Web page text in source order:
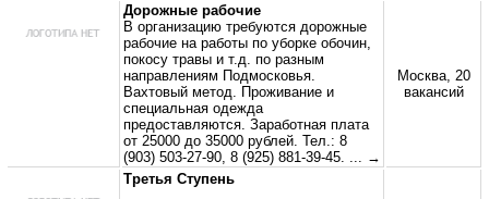
Дорожные рабочие
В организацию требуются дорожные
рабочие на работы по уборке обочин,
покосу травы и т.д. по разным
направлениям Подмосковья.
Вахтовый метод. Проживание и
специальная одежда
предоставляются. Заработная плата
от 25000 до 35000 рублей. Тел.: 8
(903) 503-27-90, 8 (925) 881-39-45.
... →
Москва, 20
вакансий
Третья Ступень